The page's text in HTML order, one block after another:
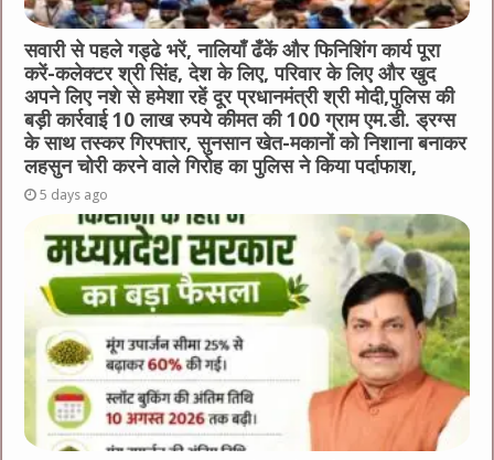
सवारी से पहले गड्ढे भरें, नालियाँ ढँकें और फिनिशिंग कार्य पूरा
करें-कलेक्टर श्री सिंह, देश के लिए, परिवार के लिए और खुद
अपने लिए नशे से हमेशा रहें दूर प्रधानमंत्री श्री मोदी,पुलिस की
बड़ी कार्रवाई 10 लाख रुपये कीमत की 100 ग्राम एम.डी. ड्रग्स
के साथ तस्कर गिरफ्तार, सुनसान खेत-मकानों को निशाना बनाकर
लहसुन चोरी करने वाले गिरोह का पुलिस ने किया पर्दाफाश,
5 days ago